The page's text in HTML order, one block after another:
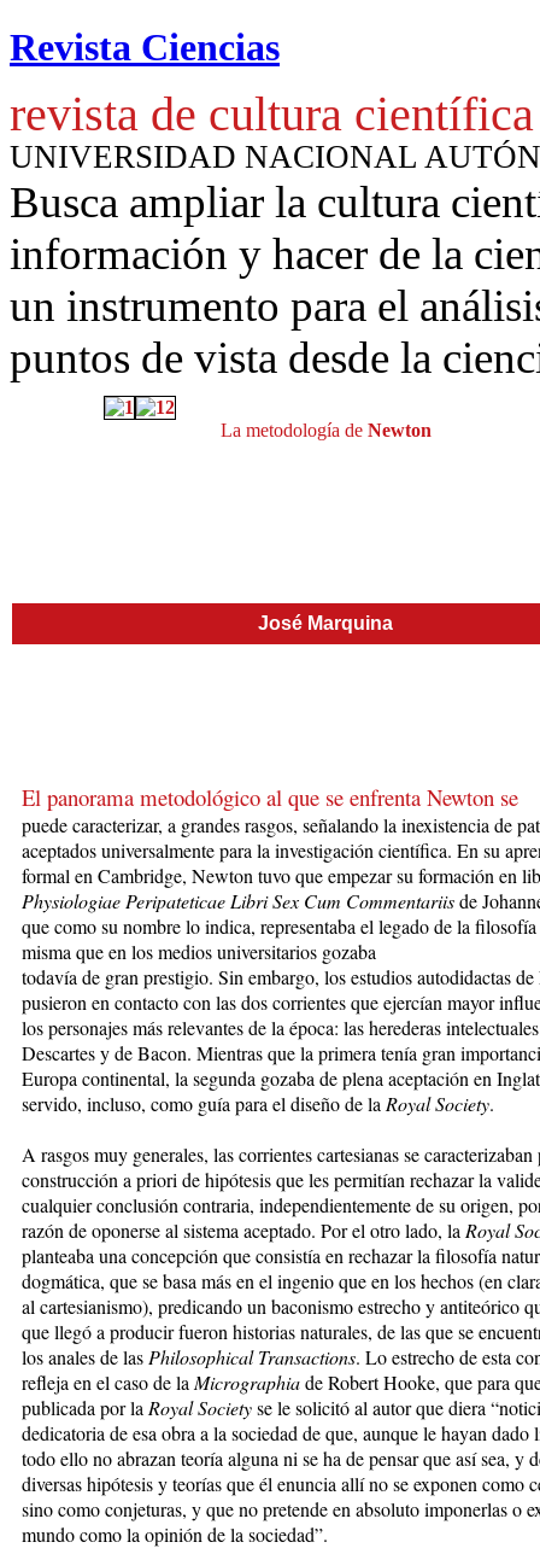
Revista Ciencias
revista de cultura científica
UNIVERSIDAD NACIONAL
Busca ampliar la cultura
información y hacer de la
un instrumento para el
puntos de vista desde la
La metodología deNewton
José Marquina
El panorama metodológico al que se enfrenta Newton se
puedecaracterizar, a grandes rasgos, señalando la inexistencia de
aceptados universalmente para la investigación científica. En su
formal en Cambridge, Newton tuvo que empezar su formación en
Physiologiae Peripateticae Libri Sex Cum Commentariisde
que como su nombre lo indica, representaba el legado de la
misma que en los medios universitarios gozaba
todavía de gran prestigio. Sin embargo, los estudios autodidactas
pusieron en contacto con las dos corrientes que ejercían mayor
los personajes más relevantes de la época: las herederas
Descartes y de Bacon. Mientras que la primera tenía gran
Europa continental, la segunda gozaba de plena aceptación en
servido, incluso, como guía para el diseño de la Royal Society.
A rasgos muy generales, las corrientes cartesianas se caracterizaban
construcción a priori de hipótesis que les permitían rechazar la
cualquier conclusión contraria, independientemente de su origen,
razón de oponerse al sistema aceptado. Por el otro lado, la Royal
planteaba una concepción que consistía en rechazar la filosofía
dogmática, que se basa más en el ingenio que en los hechos (en
al cartesianismo), predicando un baconismo estrecho y antiteórico
que llegó a producir fueron historias naturales, de las que se
los anales de las Philosophical Transactions. Lo estrecho de esta
refleja en el caso de la Micrographiade Robert Hooke, que para
publicada por la Royal Societyse le solicitó al autor que diera
dedicatoria de esa obra a la sociedad de que, aunque le hayan dado
todo ello no abrazan teoría alguna ni se ha de pensar que así sea, y
diversas hipótesis y teorías que él enuncia allí no se exponen como
sino como conjeturas, y que no pretende en absoluto imponerlas o
mundo como la opinión de la sociedad”.